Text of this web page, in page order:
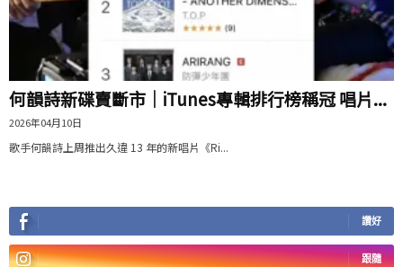
何韻詩新碟賣斷市｜iTunes專輯排行榜稱冠 唱片...
2026年04月10日
歌手何韻詩上周推出久違 13 年的新唱片《Ri...
讚好
跟隨